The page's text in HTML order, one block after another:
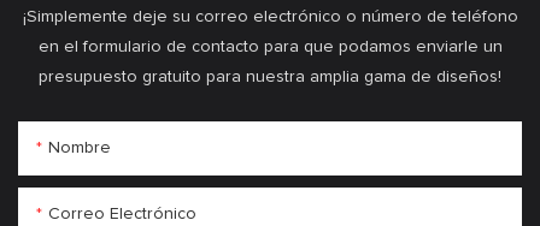
¡Simplemente deje su correo electrónico o número de teléfono
en el formulario de contacto para que podamos enviarle un
presupuesto gratuito para nuestra amplia gama de diseños!
Nombre
Correo Electrónico